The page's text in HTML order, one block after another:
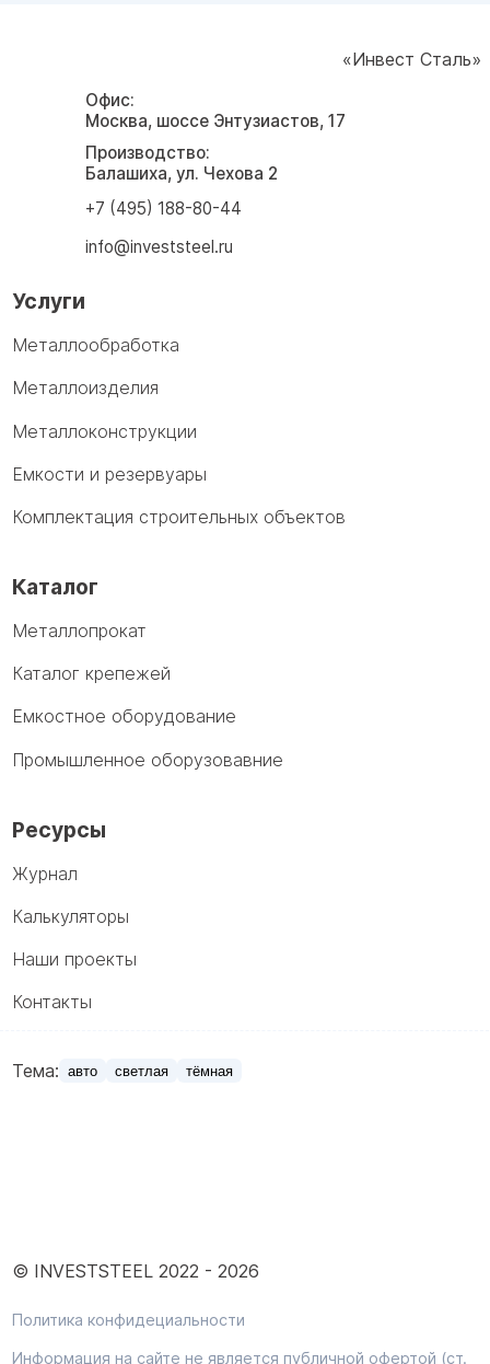
«Инвест Сталь»
Офис:
Москва, шоссе Энтузиастов, 17
Производство:
Балашиха, ул. Чехова 2
+7 (495) 188-80-44
info@investsteel.ru
Услуги
Металлообработка
Металлоизделия
Металлоконструкции
Емкости и резервуары
Комплектация строительных объектов
Каталог
Металлопрокат
Каталог крепежей
Емкостное оборудование
Промышленное оборузовавние
Ресурсы
Журнал
Калькуляторы
Наши проекты
Контакты
Тема: авто светлая тёмная
© INVESTSTEEL 2022 -2026
Политика конфидециальности
Информация на сайте не является публичной офертой (ст.